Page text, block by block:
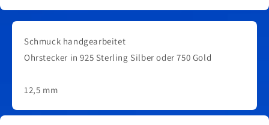
Schmuck handgearbeitet
Ohrstecker in 925 Sterling Silber oder 750 Gold
12,5 mm